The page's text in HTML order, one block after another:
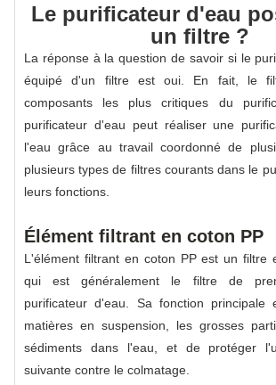
Le purificateur d'eau
un filtre ?
La réponse à la question de savoir si le
équipé d'un filtre est oui. En fait, le
composants les plus critiques du
purificateur d'eau peut réaliser une
l'eau grâce au travail coordonné de
plusieurs types de filtres courants dans le
leurs fonctions.
Élément filtrant en coton PP
L'élément filtrant en coton PP est un filtre
qui est généralement le filtre de
purificateur d'eau. Sa fonction principale
matières en suspension, les grosses
sédiments dans l'eau, et de protéger
suivante contre le colmatage.